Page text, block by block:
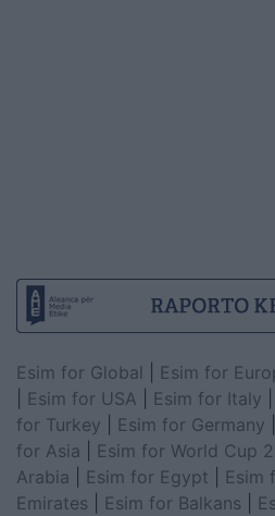
Esim for Global Esim for
Esim for USA Esim for Italy
for Turkey
Esim for Germany
for Asia
Esim for World Cup
Arabia
Esim for Egypt
Esim
Emirates
Esim for Balkans